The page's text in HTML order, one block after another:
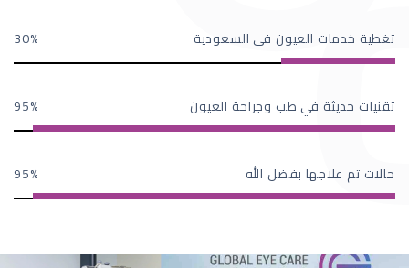
تغطية خدمات العيون في السعودية 30
تقنيات حديثة في طب وجراحة العيون 95
حالات تم علاجها بفضل الله 95